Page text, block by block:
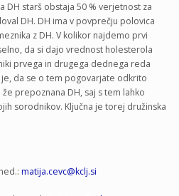
DH starš obstaja 50 % verjetnost za
DH. DH ima v povprečju polovica
z DH. V kolikor najdemo prvi
da si dajo vrednost holesterola
prvega in drugega dednega reda
da se o tem pogovarjate odkrito
prepoznana DH, saj s tem lahko
sorodnikov. Ključna je torej družinska
matija.cevc@kclj.si